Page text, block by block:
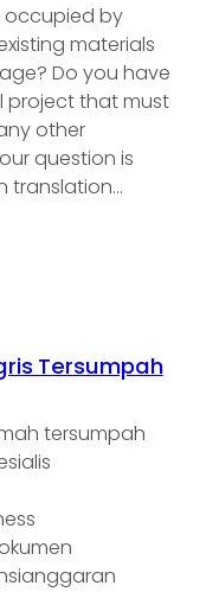
occupied by
materials
Do you have
project that must
other
question is
translation…
Tersumpah
tersumpah